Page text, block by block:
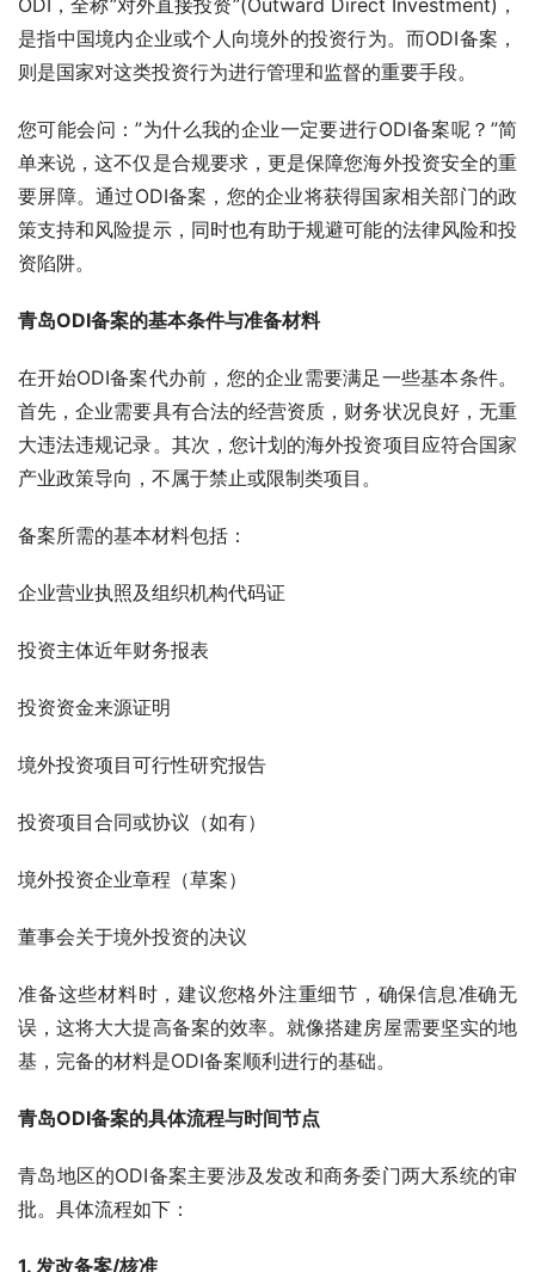
是指中国境内企业或个人向境外的投资行为。而ODI备案，
则是国家对这类投资行为进行管理和监督的重要手段。
您可能会问：”为什么我的企业一定要进行ODI备案呢？”简
单来说，这不仅是合规要求，更是保障您海外投资安全的重
要屏障。通过ODI备案，您的企业将获得国家相关部门的政
策支持和风险提示，同时也有助于规避可能的法律风险和投
资陷阱。
青岛ODI备案的基本条件与准备材料
在开始ODI备案代办前，您的企业需要满足一些基本条件。
首先，企业需要具有合法的经营资质，财务状况良好，无重
大违法违规记录。其次，您计划的海外投资项目应符合国家
产业政策导向，不属于禁止或限制类项目。
备案所需的基本材料包括：
企业营业执照及组织机构代码证
投资主体近年财务报表
投资资金来源证明
境外投资项目可行性研究报告
投资项目合同或协议（如有）
境外投资企业章程（草案）
董事会关于境外投资的决议
准备这些材料时，建议您格外注重细节，确保信息准确无
误，这将大大提高备案的效率。就像搭建房屋需要坚实的地
基，完备的材料是ODI备案顺利进行的基础。
青岛ODI备案的具体流程与时间节点
青岛地区的ODI备案主要涉及发改和商务委门两大系统的审
批。具体流程如下：
1. 发改备案/核准